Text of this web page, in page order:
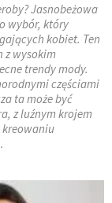
Jasnobeżowa
wybór, który
kobiet. Ten
z wysokim
trendy mody.
częściami
ta może być
z luźnym krojem
kreowaniu